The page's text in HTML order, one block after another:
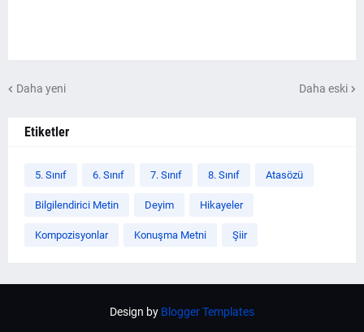
Daha yeni Daha eski
Etiketler
5. Sınıf 6. Sınıf 7. Sınıf 8. Sınıf Atasözü
Bilgilendirici Metin Deyim Hikayeler
Kompozisyonlar Konuşma Metni Şiir
Design by Blogger Templates